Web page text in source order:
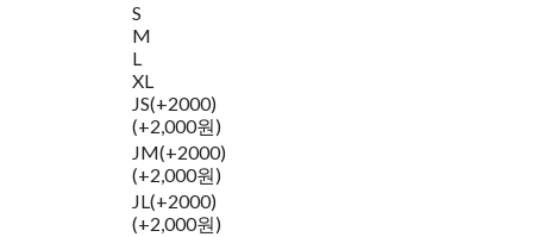
S
M
L
XL
JS(+2000)
(+2,000원)
JM(+2000)
(+2,000원)
JL(+2000)
(+2,000원)